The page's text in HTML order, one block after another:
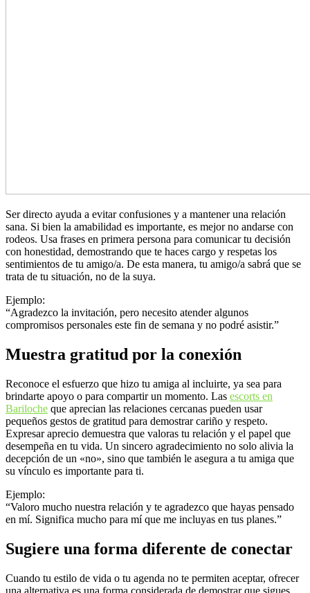
Ser directo ayuda a evitar confusiones y a mantener una relación
sana. Si bien la amabilidad es importante, es mejor no andarse con
rodeos. Usa frases en primera persona para comunicar tu decisión
con honestidad, demostrando que te haces cargo y respetas los
sentimientos de tu amigo/a. De esta manera, tu amigo/a sabrá que se
trata de tu situación, no de la suya.
Ejemplo:
“Agradezco la invitación, pero necesito atender algunos
compromisos personales este fin de semana y no podré asistir.”
Muestra gratitud por la conexión
Reconoce el esfuerzo que hizo tu amiga al incluirte, ya sea para
brindarte apoyo o para compartir un momento. Las escorts en
Bariloche que aprecian las relaciones cercanas pueden usar
pequeños gestos de gratitud para demostrar cariño y respeto.
Expresar aprecio demuestra que valoras tu relación y el papel que
desempeña en tu vida. Un sincero agradecimiento no solo alivia la
decepción de un «no», sino que también le asegura a tu amiga que
su vínculo es importante para ti.
Ejemplo:
“Valoro mucho nuestra relación y te agradezco que hayas pensado
en mí. Significa mucho para mí que me incluyas en tus planes.”
Sugiere una forma diferente de conectar
Cuando tu estilo de vida o tu agenda no te permiten aceptar, ofrecer
una alternativa es una forma considerada de demostrar que sigues